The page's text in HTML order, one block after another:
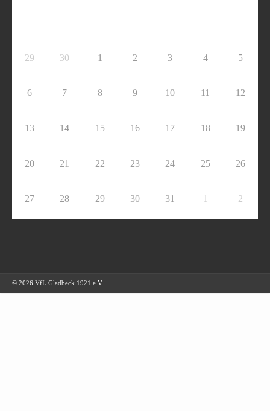
29 30 1 2 3 4 5
6 7 8 9 10 11 12
13 14 15 16 17 18 19
20 21 22 23 24 25 26
27 28 29 30 31 1 2
© 2026 VfL Gladbeck 1921 e.V.